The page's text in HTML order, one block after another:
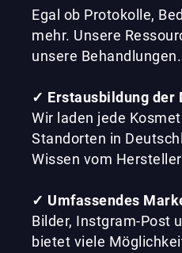
Egal ob Protokolle,
mehr. Unsere
unsere Behandlungen.
✓ Erstausbildung der
Wir laden jede
Standorten in
Wissen vom
✓ Umfassendes
Bilder, Instgram-Post
bietet viele